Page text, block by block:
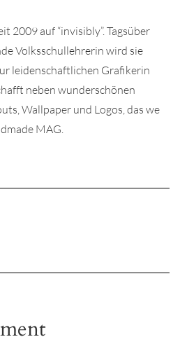
2009 auf “invisibly”. Tagsüber
Volksschullehrerin wird sie
leidenschaftlichen Grafikerin
neben wunderschönen
Wallpaper und Logos, das we
MAG.